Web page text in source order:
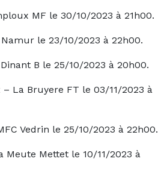
MF le 30/10/2023 à 21h00.
le 23/10/2023 à 22h00.
B le 25/10/2023 à 20h00.
La Bruyere FT le 03/11/2023 à
Vedrin le 25/10/2023 à 22h00.
Meute Mettet le 10/11/2023 à